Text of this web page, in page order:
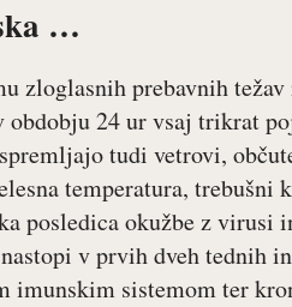
…
zloglasnih prebavnih
obdobju 24 ur vsaj trikrat
tudi vetrovi,
temperatura,
posledica okužbe z virusi
v prvih dveh tednih
imunskim sistemom ter